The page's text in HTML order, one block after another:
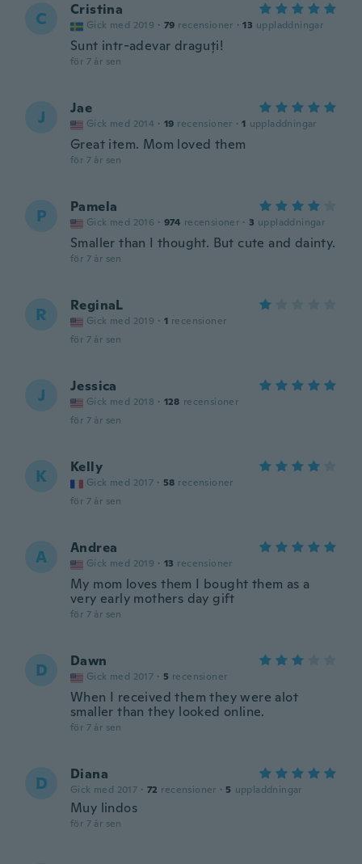
C Cristina
Gick med 2019 · 79 recensioner · 13 uppladdningar
Sunt intr-adevar draguți!
för 7 år sen
J Jae
Gick med 2014 · 19 recensioner · 1 uppladdningar
Great item. Mom loved them
för 7 år sen
P Pamela
Gick med 2016 · 974 recensioner · 3 uppladdningar
Smaller than I thought. But cute and dainty.
för 7 år sen
R ReginaL
Gick med 2019 · 1 recensioner
för 7 år sen
J Jessica
Gick med 2018 · 128 recensioner
för 7 år sen
K Kelly
Gick med 2017 · 58 recensioner
för 7 år sen
A Andrea
Gick med 2019 · 13 recensioner
My mom loves them I bought them as a
very early mothers day gift
för 7 år sen
D Dawn
Gick med 2017 · 5 recensioner
When I received them they were alot
smaller than they looked online.
för 7 år sen
D Diana
Gick med 2017 · 72 recensioner · 5 uppladdningar
Muy lindos
för 7 år sen